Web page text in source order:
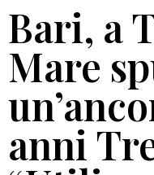
Bari, a
Mare
anni